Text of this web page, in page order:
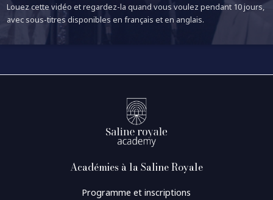
Louez cette vidéo et regardez-la quand vous voulez pendant 10 jours,
avec sous-titres disponibles en français et en anglais.
Académies à la Saline Royale
Programme et inscriptions